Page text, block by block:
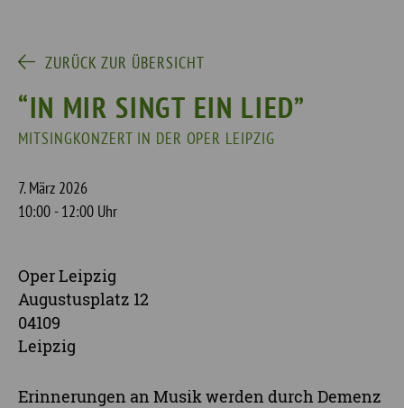
ZURÜCK ZUR ÜBERSICHT
“IN MIR SINGT EIN LIED”
MITSINGKONZERT IN DER OPER LEIPZIG
7. März 2026
10:00 - 12:00 Uhr
Oper Leipzig
Augustusplatz 12
04109
Leipzig
Erinnerungen an Musik werden durch Demenz